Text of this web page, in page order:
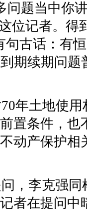
问题当中你
位记者。得
句古话：有
期续期问题
年土地使
置条件，也
动产保护相
，李克强
者在提问中